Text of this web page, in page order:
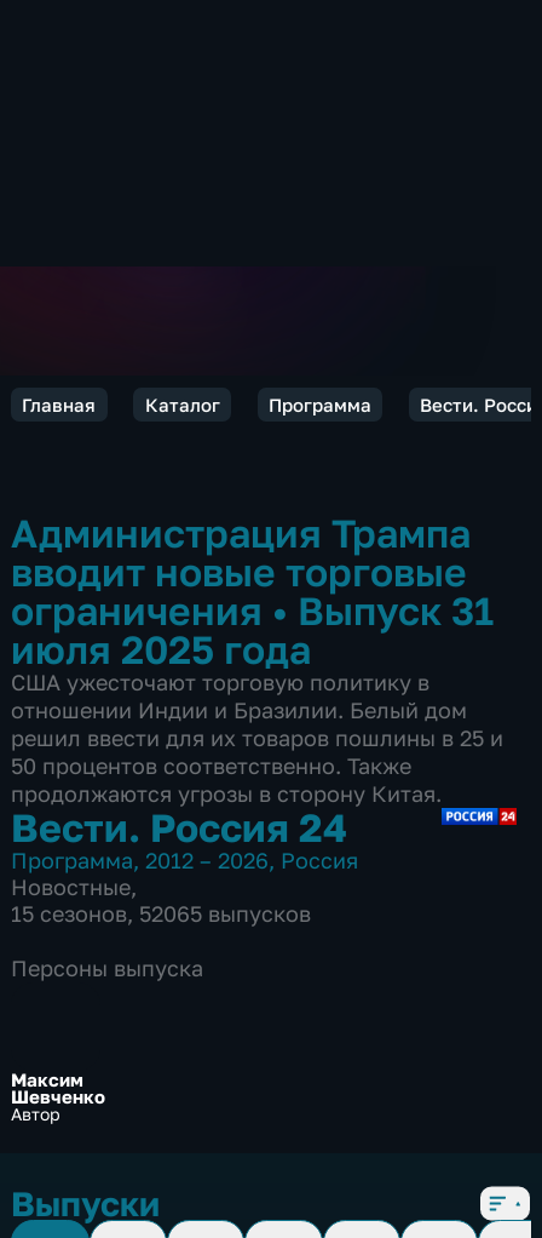
Главная Каталог Программа Вести.
Администрация Трампа
вводит новые торговые
ограничения • Выпуск 31
июля 2025 года
США ужесточают торговую политику в
отношении Индии и Бразилии. Белый дом
решил ввести для их товаров пошлины в 25 и
50 процентов соответственно. Также
продолжаются угрозы в сторону Китая.
Вести. Россия 24
Программа, 2012 – 2026, Россия
Новостные,
15 сезонов, 52065 выпусков
Персоны выпуска
Максим
Шевченко
Автор
Выпуски